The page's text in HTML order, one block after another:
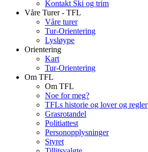
Kontakt Ski og trim
Våre Turer - TFL
Våre turer
Tur-Orientering
Lysløype
Orientering
Kart
Tur-Orientering
Om TFL
Om TFL
Noe for meg?
TFLs historie og lover og regler
Grasrotandel
Politiattest
Personopplysninger
Styret